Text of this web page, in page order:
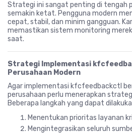
Strategi ini sangat penting di tengah
semakin ketat. Pengguna modern
cepat, stabil, dan minim gangguan.
memastikan sistem monitoring
saat.
Strategi Implementasi
Perusahaan Modern
Agar implementasi kfcfeedbackctl
perusahaan perlu menerapkan
Beberapa langkah yang dapat
Menentukan prioritas layanan
Mengintegrasikan seluruh